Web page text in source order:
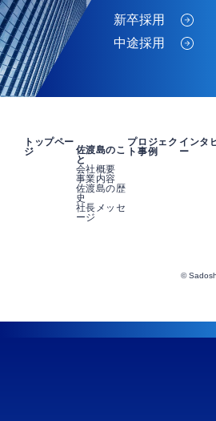
新卒採用
中途採用
トップペー
ジ
佐渡島のこ
と
会社概要
事業内容
佐渡島の歴
史
社長メッセ
ージ
プロジェク
ト事例
インタ
ー
©